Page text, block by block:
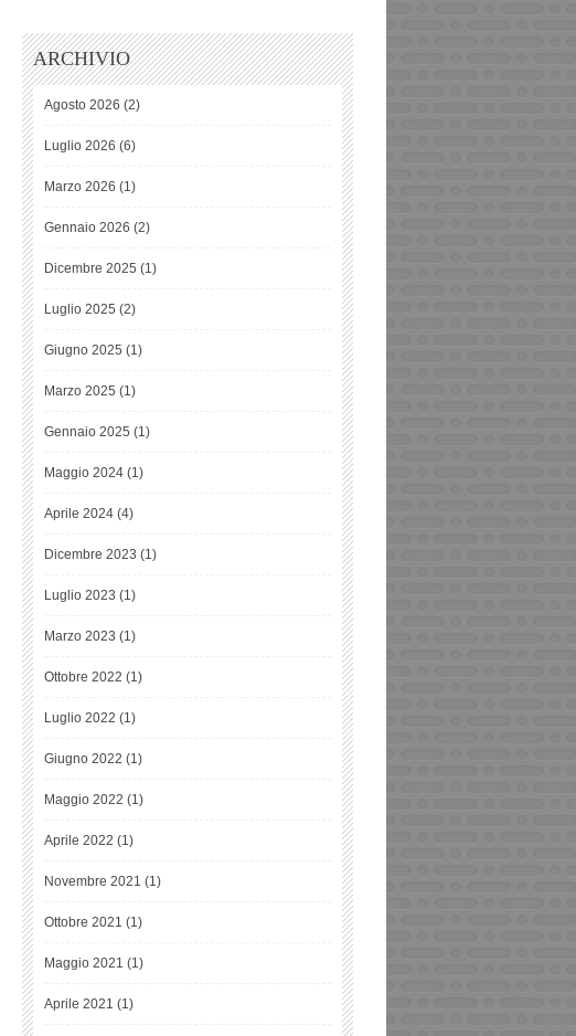
ARCHIVIO
Agosto 2026 (2)
Luglio 2026 (6)
Marzo 2026 (1)
Gennaio 2026 (2)
Dicembre 2025 (1)
Luglio 2025 (2)
Giugno 2025 (1)
Marzo 2025 (1)
Gennaio 2025 (1)
Maggio 2024 (1)
Aprile 2024 (4)
Dicembre 2023 (1)
Luglio 2023 (1)
Marzo 2023 (1)
Ottobre 2022 (1)
Luglio 2022 (1)
Giugno 2022 (1)
Maggio 2022 (1)
Aprile 2022 (1)
Novembre 2021 (1)
Ottobre 2021 (1)
Maggio 2021 (1)
Aprile 2021 (1)